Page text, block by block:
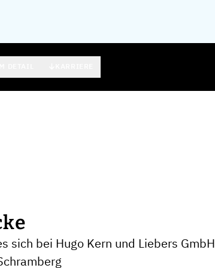
sich bei Hugo Kern und Liebers GmbH